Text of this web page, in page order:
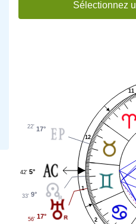
Sélectionnez
1
2
11
12
17°
22'
5°
42'
9°
33'
17°
56'